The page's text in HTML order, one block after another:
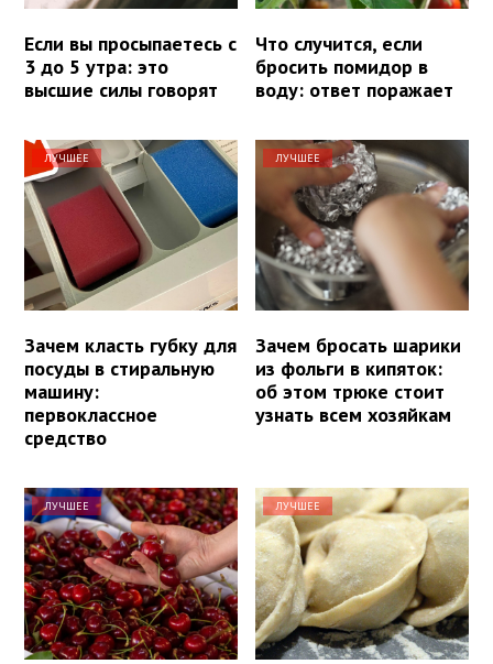
Если вы просыпаетесь с
3 до 5 утра: это
высшие силы говорят
Что случится, если
бросить помидор в
воду: ответ поражает
ЛУЧШЕЕ
Зачем класть губку для
посуды в стиральную
машину:
первоклассное
средство
ЛУЧШЕЕ
Зачем бросать шарики
из фольги в кипяток:
об этом трюке стоит
узнать всем хозяйкам
ЛУЧШЕЕ ЛУЧШЕЕ